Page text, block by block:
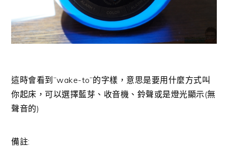
這時會看到”wake-to”的字樣，意思是要用什麼方式叫
你起床，可以選擇藍芽、收音機、鈴聲或是燈光顯示(無
聲音的)
備註: